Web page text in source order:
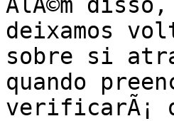
deixamos
sobre si
quando
verificarÃ¡